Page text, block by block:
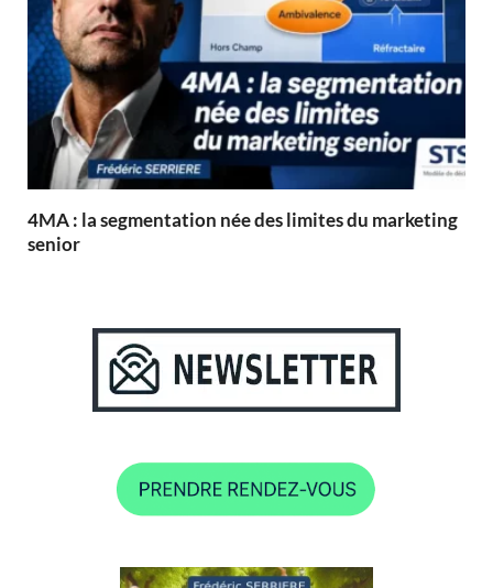
4MA : la segmentation née des limites du marketing
senior